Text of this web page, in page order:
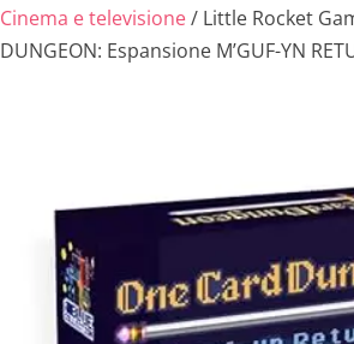
Cinema e televisione/ Little Rocket
DUNGEON: Espansione M’GUF-YN